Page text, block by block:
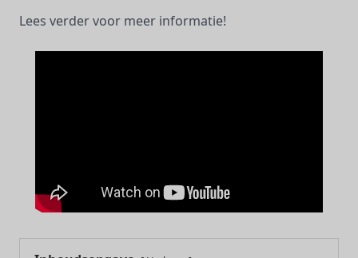
Lees verder voor meer informatie!